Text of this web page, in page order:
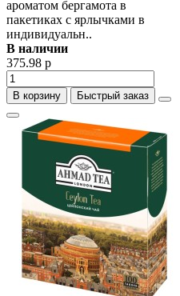
ароматом бергамота в
пакетиках с ярлычками в
индивидуальн..
В наличии
375.98 р
В корзину Быстрый заказ